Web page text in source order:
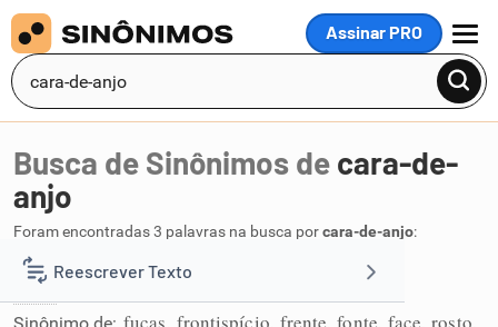
Assinar PRO
MENU
Reescrever Texto
Busca de Sinônimos de cara-de-
anjo
Foram encontradas 3 palavras na busca porcara-de-anjo:
cara